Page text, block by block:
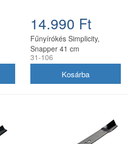
14.990 Ft
Fűnyírókés Simplicity,
Snapper 41 cm
(1704856SM)
31-106